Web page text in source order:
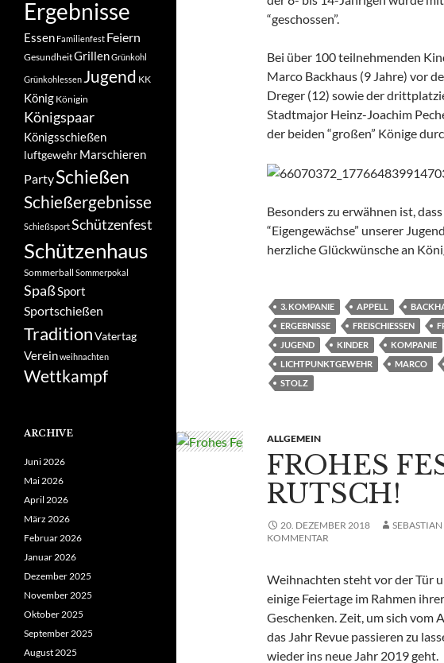
“geschossen”.
Bei über 100 teilnehmenden
Marco Backhaus (9 Jahre) vor
Dreger (12) sowie der
Stadtmajor Heinz-Joachim
der beiden “großen” Könige
Besonders zu erwähnen ist,
“Eigengewächse” unserer
herzliche Glückwünsche an
3. KOMPANIE APPELL
ERGEBNISSE
FREISCHIESSEN
JUGEND
KINDER KOMPANIE
LICHTPUNKTGEWEHR
MARCO
STOLZ
ALLGEMEIN
FROHES
RUTSCH!
20. DEZEMBER 2018
KOMMENTAR
Weihnachten steht vor der Tür
einige Feiertage im Rahmen
Geschenken. Zeit, um sich vom
das Jahr Revue passieren zu
wieder ins neue Jahr 2019 geht.
Ergebnisse
Essen Familienfest Feiern
GesundheitGrillenGrünkohl
Grünkohlessen Jugend KK
König Königin
Königspaar
Königsschießen
luftgewehrMarschieren
PartySchießen
Schießergebnisse
SchießsportSchützenfest
Schützenhaus
Sommerball Sommerpokal
SpaßSport
Sportschießen
TraditionVatertag
Vereinweihnachten
Wettkampf
ARCHIVE
Juni 2026
Mai 2026
April 2026
März 2026
Februar 2026
Januar 2026
Dezember 2025
November 2025
Oktober 2025
September 2025
August 2025